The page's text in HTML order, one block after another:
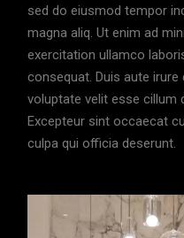
sed do eiusmod tempor
magna aliq. Ut enim ad
exercitation ullamco
consequat. Duis aute
voluptate velit esse cillum
Excepteur sint occaecat
culpa qui officia deserunt.